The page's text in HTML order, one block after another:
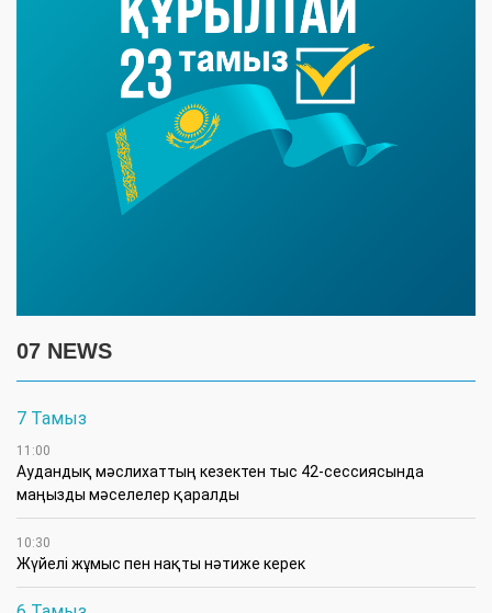
07 NEWS
7 Тамыз
11:00
Аудандық мәслихаттың кезектен тыс 42-сессиясында
маңызды мәселелер қаралды
10:30
Жүйелі жұмыс пен нақты нәтиже керек